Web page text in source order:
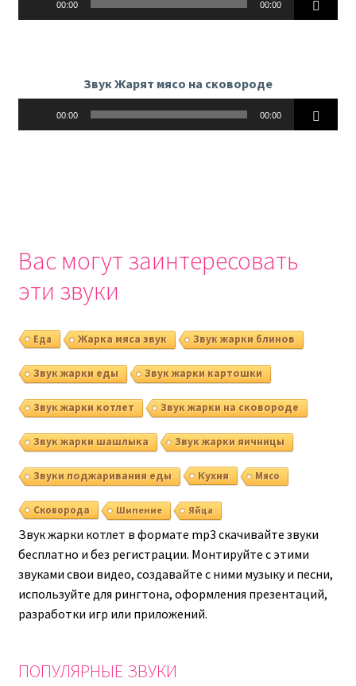
00:00 00:00
Звук Жарят мясо на сковороде
00:00 00:00
Вас могут заинтересовать
эти звуки
Еда Жарка мяса звук Звук жарки блинов
Звук жарки еды Звук жарки картошки
Звук жарки котлет Звук жарки на сковороде
Звук жарки шашлыка Звук жарки яичницы
Звуки поджаривания еды Кухня Мясо
Сковорода Шипение Яйца
Звук жарки котлет в формате mp3 скачивайте звуки
бесплатно и без регистрации. Монтируйте с этими
звуками свои видео, создавайте с ними музыку и песни,
используйте для рингтона, оформления презентаций,
разработки игр или приложений.
ПОПУЛЯРНЫЕ ЗВУКИ